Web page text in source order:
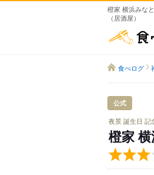
橙家 横浜みな
（居酒屋）
食べログ
公式
夜景 誕生日 記
橙家